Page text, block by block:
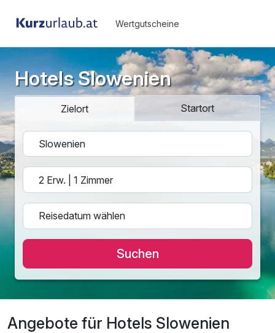
Wertgutscheine
Hotels Slowenien
Zielort Startort
Suchen
Angebote für Hotels Slowenien